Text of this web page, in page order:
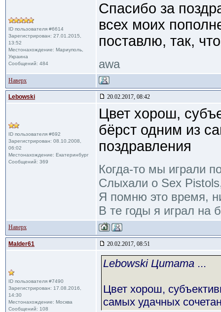
ID пользователя #6614
Зарегистрирован: 27.01.2015,
13:52
Местонахождение: Мариуполь,
Украина
Сообщений: 484
Спасибо за
всех моих
поставлю, так,
awa
Наверх
Lebowski 20.02.2017, 08:42
ID пользователя #692
Зарегистрирован: 08.10.2008,
06:02
Местонахождение: Екатеринбург
Сообщений: 369
Цвет хорош,
бёрст одним из
поздравления
Когда-то мы играли
Слыхали о Sex
Я помню это время,
В те годы я играл на
Наверх
Malder61 20.02.2017, 08:51
ID пользователя #7490
Зарегистрирован: 17.08.2016,
14:30
Местонахождение: Москва
Сообщений: 108
Lebowski Цитата ...
Цвет хорош,
самых удачных